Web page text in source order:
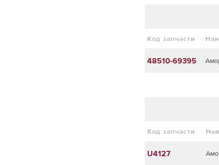
Код запчасти
48510-69395
Код запчасти
U4127